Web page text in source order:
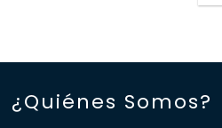
¿Quiénes Somos?